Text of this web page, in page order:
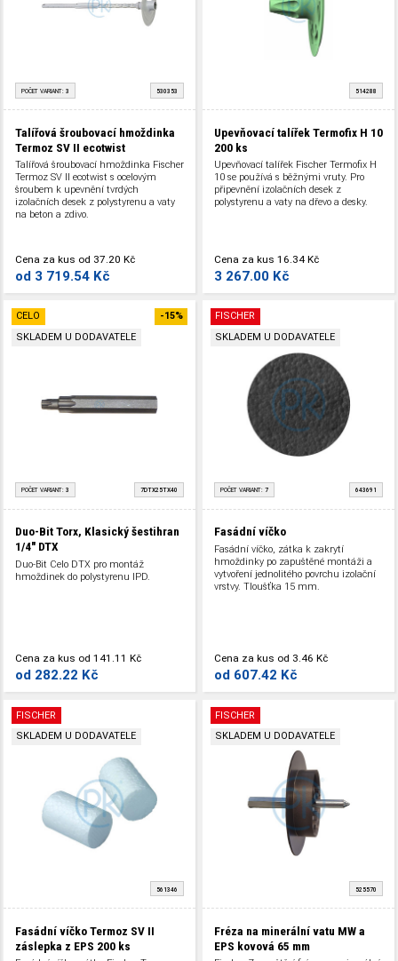
POČET VARIANT: 3 530353
Talířová šroubovací hmoždinka
Termoz SV II ecotwist
Talířová šroubovací hmoždinka Fischer
Termoz SV II ecotwist s ocelovým
šroubem k upevnění tvrdých
izolačních desek z polystyrenu a vaty
na beton a zdivo.
Cena za kus od 37.20 Kč
od 3 719.54 Kč
514288
Upevňovací talířek Termofix H 10
200 ks
Upevňovací talířek Fischer Termofix H
10 se používá s běžnými vruty. Pro
připevnění izolačních desek z
polystyrenu a vaty na dřevo a desky.
Cena za kus 16.34 Kč
3 267.00 Kč
CELO
SKLADEM U DODAVATELE
-15%
POČET VARIANT: 3 7DTX25TX40
Duo-Bit Torx, Klasický šestihran
1/4" DTX
Duo-Bit Celo DTX pro montáž
hmoždinek do polystyrenu IPD.
Cena za kus od 141.11 Kč
od 282.22 Kč
FISCHER
SKLADEM U DODAVATELE
POČET VARIANT: 7 643691
Fasádní víčko
Fasádní víčko, zátka k zakrytí
hmoždinky po zapuštěné montáži a
vytvoření jednolitého povrchu izolační
vrstvy. Tloušťka 15 mm.
Cena za kus od 3.46 Kč
od 607.42 Kč
FISCHER
SKLADEM U DODAVATELE
561346
Fasádní víčko Termoz SV II
záslepka z EPS 200 ks
FISCHER
SKLADEM U DODAVATELE
525570
Fréza na minerální vatu MW a
EPS kovová 65 mm